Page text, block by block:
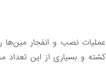
عملیات نصب و انفجار
کشته و بسیاری از این تعداد